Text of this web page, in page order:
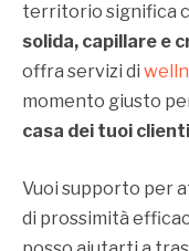
territorio significa
solida, capillare e
offra servizi di
momento giusto
casa dei tuoi clienti
Vuoi supporto per
di prossimità